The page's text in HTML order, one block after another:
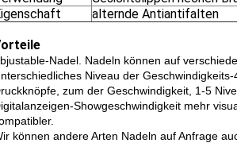
alternde Antiantifalten
Nadel. Nadeln können auf
Niveau der
zum der Geschwindigkeit, 1-5
Showgeschwindigkeit mehr
können andere Arten Nadeln auf Anfrage